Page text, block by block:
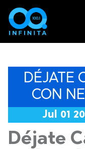
DÉJATE
CON
Jul 01
Déjate